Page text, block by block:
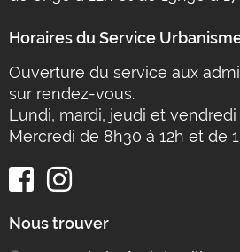
Horaires du Service
Ouverture du service aux
sur rendez-vous.
Lundi, mardi, jeudi et vendredi
Mercredi de 8h30 à 12h et de
Nous trouver